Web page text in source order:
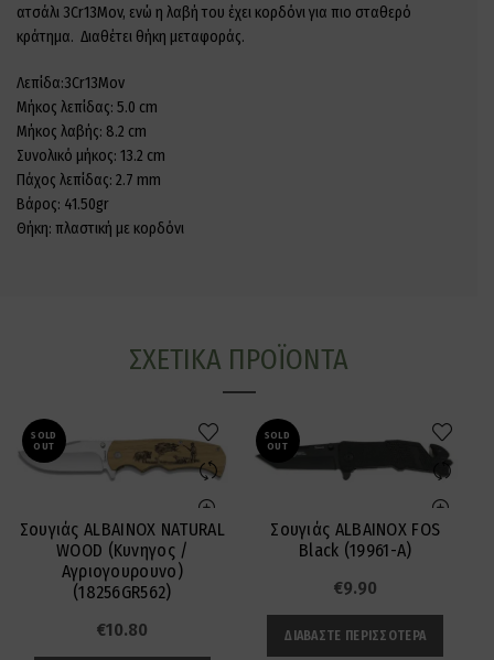
ατσάλι 3Cr13Mov, ενώ η λαβή του έχει κορδόνι για πιο σταθερό
κράτημα. Διαθέτει θήκη μεταφοράς.
Λεπίδα:3Cr13Mov
Μήκος λεπίδας: 5.0 cm
Μήκος λαβής: 8.2 cm
Συνολικό μήκος: 13.2 cm
Πάχος λεπίδας: 2.7 mm
Βάρος: 41.50gr
Θήκη: πλαστική με κορδόνι
ΣΧΕΤΙΚΆ ΠΡΟΪΌΝΤΑ
SOLD
OUT
Σουγιάς ALBAINOX NATURAL
WOOD (Κυνηγος /
Αγριογουρουνο)
(18256GR562)
€10.80
SOLD
OUT
Σουγιάς ALBAINOX FOS
Black (19961-A)
€9.90
ΔΙΑΒΆΣΤΕ ΠΕΡΙΣΣΌΤΕΡΑ